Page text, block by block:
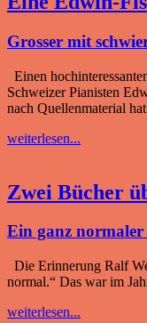
Grosser mit
Einen
Schweizer Pianisten
nach Quellenmaterial
weiterlesen...
Zwei Bücher
Ein ganz
Die Erinnerung Ralf
normal.“ Das war im
weiterlesen...